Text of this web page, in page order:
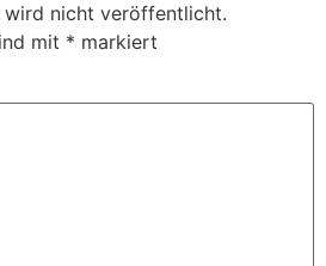
wird nicht veröffentlicht.
mit * markiert